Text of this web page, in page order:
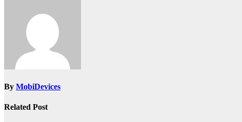
By MobiDevices
Related Post